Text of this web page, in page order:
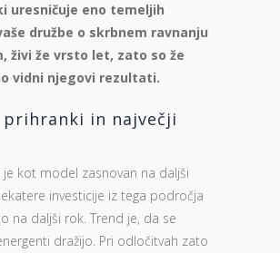
uresničuje eno temeljih
družbe o skrbnem ravnanju
živi že vrsto let, zato so že
vidni njegovi rezultati.
prihranki in največji
je kot model zasnovan na daljši
investicije iz tega področja
na daljši rok. Trend je, da se
dražijo. Pri odločitvah zato